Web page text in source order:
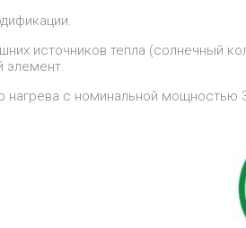
источников тепла (солнечный
элемент.
с номинальной мощностью